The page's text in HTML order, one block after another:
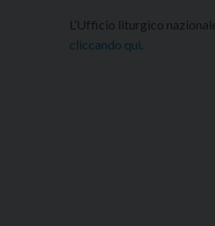
L’Ufficio liturgico
cliccando qui.